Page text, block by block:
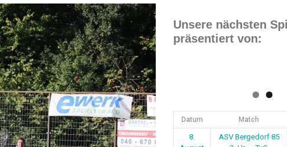
Unsere nächsten
präsentiert von:
Datum Match
8.
ASV Bergedorf 85